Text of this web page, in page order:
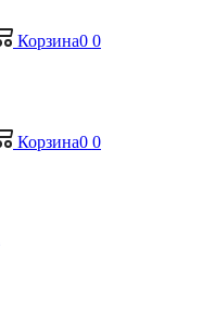
Корзина0 0
Корзина0 0